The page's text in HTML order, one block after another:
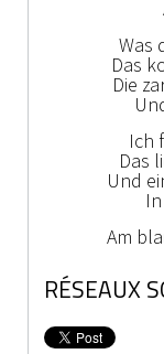
Was
Das
Die
Ich
Das
Und
Am
RÉSEAUX